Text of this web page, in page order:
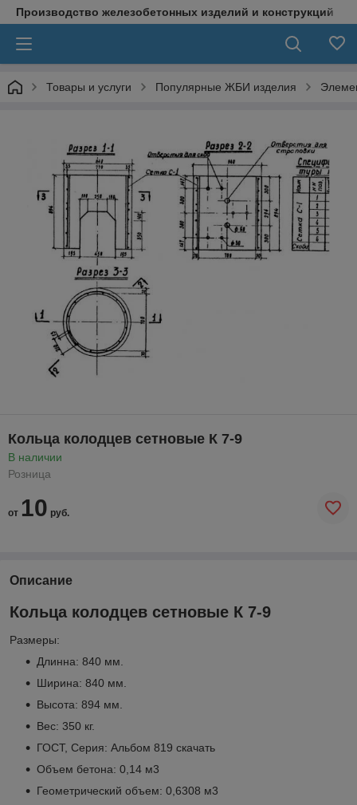
Производство железобетонных изделий и конструкций
Товары и услуги Популярные ЖБИ изделия
Кольца колодцев сетновые К 7-9
В наличии
Розница
от 10 руб.
Описание
Кольца колодцев сетновые К 7-9
Размеры:
Длинна: 840 мм.
Ширина: 840 мм.
Высота: 894 мм.
Вес: 350 кг.
ГОСТ, Серия: Альбом 819 скачать
Объем бетона: 0,14 м3
Геометрический объем: 0,6308 м3